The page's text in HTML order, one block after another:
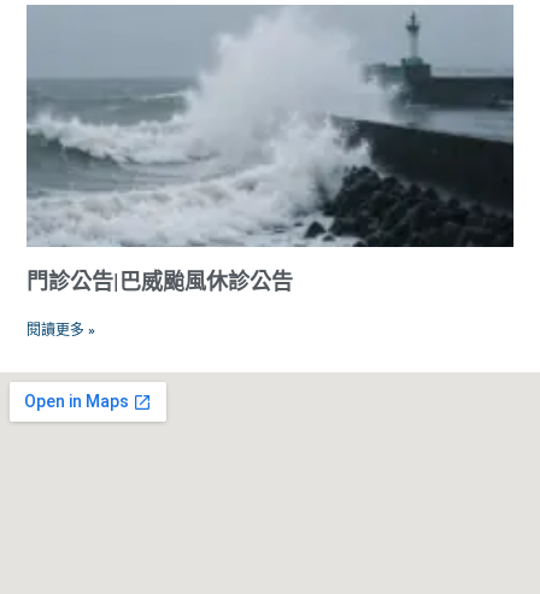
門診公告|巴威颱風休診公告
閱讀更多 »